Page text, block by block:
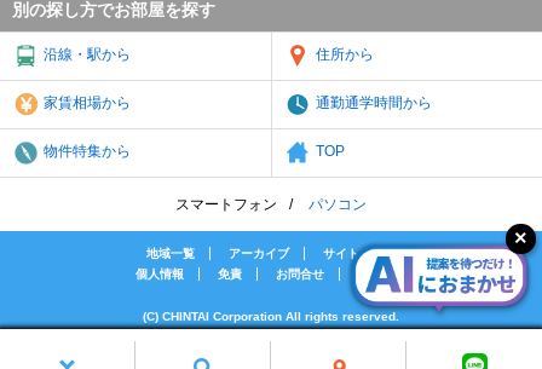
別の探し方でお部屋を探す
沿線・駅から 住所から
家賃相場から 通勤通学時間から
物件特集から TOP
スマートフォン パソコン
地域一覧 アーカイブ
サイトマップ
個人情報
免責 お問合せ 会社案内
(C) CHINTAI Corporation All rights reserved.
[PR]賃貸物件の疑問解決！教えてエイブルAGENT